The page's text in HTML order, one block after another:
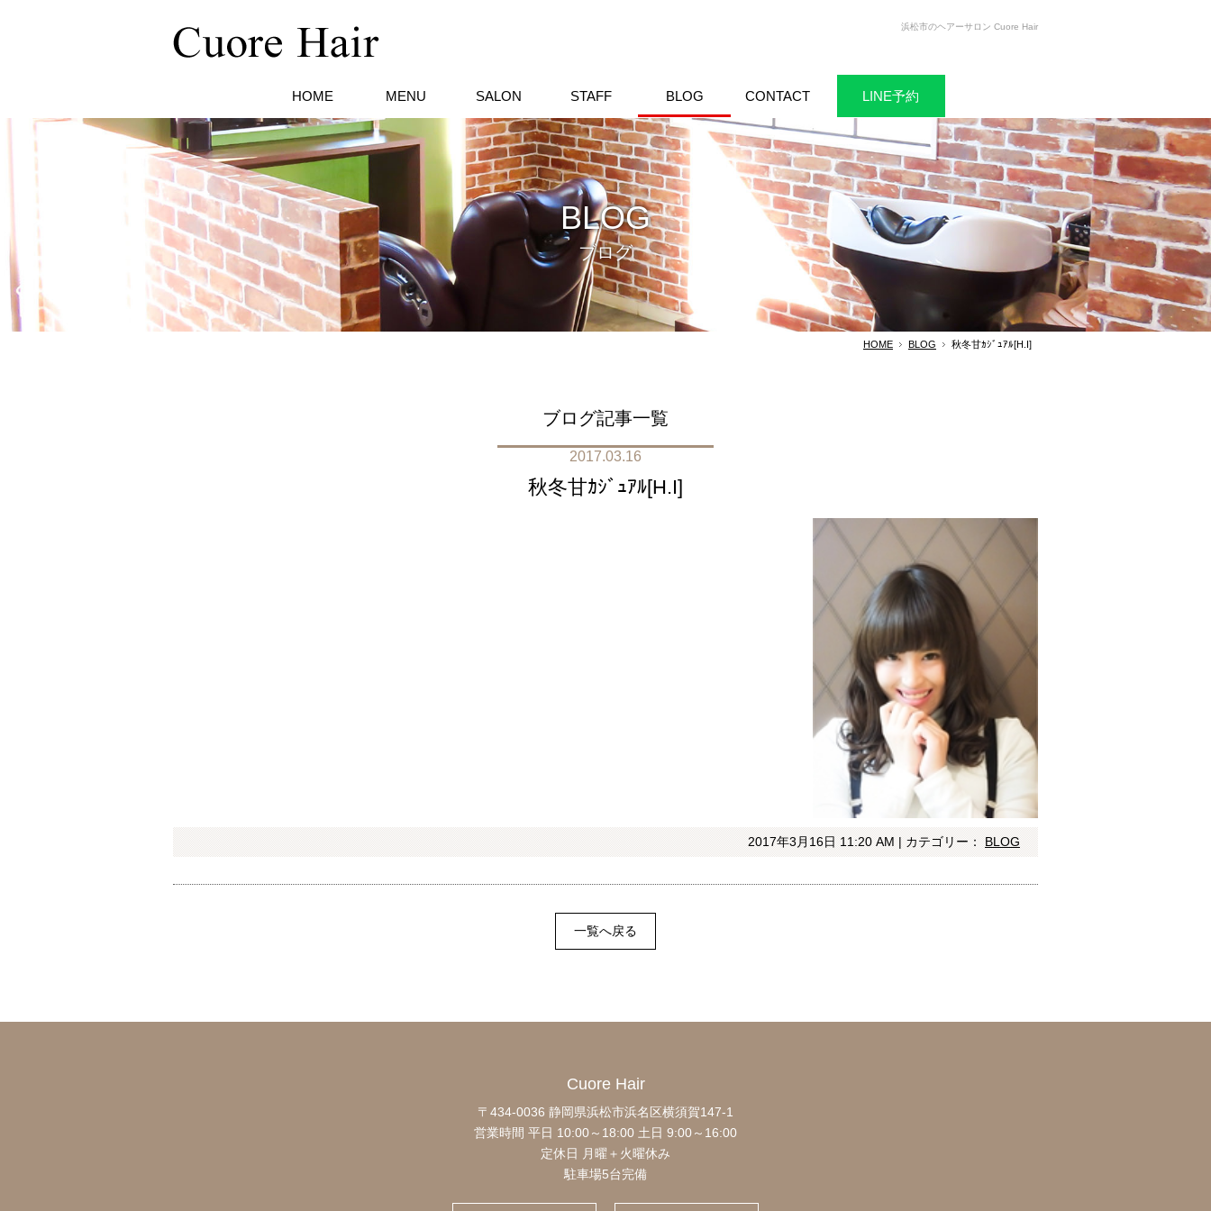
浜松市のヘアーサロン Cuore Hair
HOME MENU SALON STAFF BLOG CONTACT LINE予約
BLOG
ブログ
HOME BLOG 秋冬甘ｶｼﾞｭｱﾙ[H.I]
ブログ記事一覧
2017.03.16
秋冬甘ｶｼﾞｭｱﾙ[H.I]
2017年3月16日 11:20 AM | カテゴリー：BLOG
一覧へ戻る
Cuore Hair
〒434-0036 静岡県浜松市浜名区横須賀147-1
営業時間 平日 10:00～18:00 土日 9:00～16:00
定休日 月曜＋火曜休み
駐車場5台完備